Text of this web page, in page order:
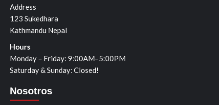
Address
123 Sukedhara
Kathmandu Nepal
Hours
Monday – Friday: 9:00AM–5:00PM
Saturday & Sunday: Closed!
Nosotros